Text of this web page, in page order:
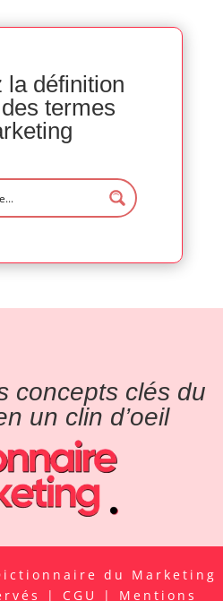
la définition
termes
concepts clés du
un clin d’oeil
du Marketing
| CGU | Mentions